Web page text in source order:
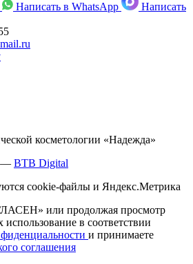
Написать в WhatsApp
Написать
косметологии «Надежда»
— BTB Digital
cookie-файлы и Яндекс.Метрика
или продолжая просмотр
использование в соответствии
и принимаете
соглашения